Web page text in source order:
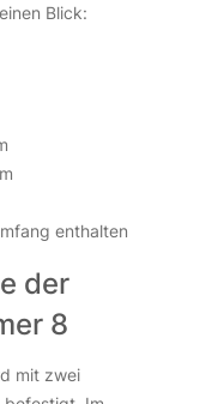
x 210 x 30mm für
Blick:
enthalten
der
8
mit zwei